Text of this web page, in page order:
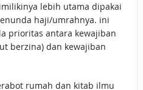
lebih utama dipakai
haji/umrahnya. ini
prioritas antara kewajiban
berzina) dan kewajiban
rumah dan kitab ilmu